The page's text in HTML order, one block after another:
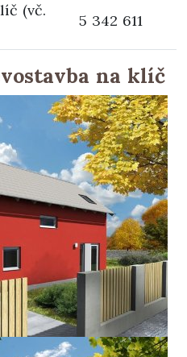
(vč.
5 342 611
na klíč